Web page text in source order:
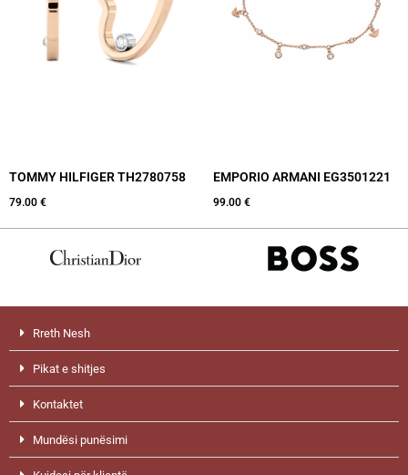
TOMMY HILFIGER TH2780758
79.00 €
EMPORIO ARMANI EG3501221
99.00 €
Rreth Nesh
Pikat e shitjes
Kontaktet
Mundësi punësimi